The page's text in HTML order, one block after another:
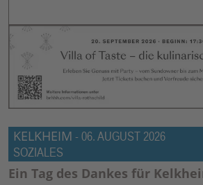
KELKHEIM - 06. AUGUST 2026
SOZIALES
Ein Tag des Dankes für